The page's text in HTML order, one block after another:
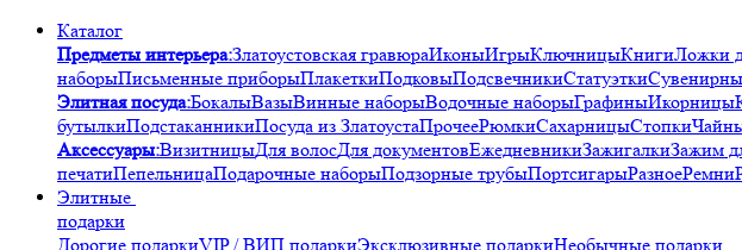
Каталог
Предметы интерьера:Златоустовская гравюраИконыИгрыКлючницыКнигиЛожки
наборыПисьменные приборыПлакеткиПодковыПодсвечникиСтатуэтки
Элитная посуда:БокалыВазыВинные наборыВодочные наборыГрафиныИкорницы
бутылкиПодстаканникиПосуда из ЗлатоустаПрочееРюмкиСахарницыСтопки
Аксессуары:ВизитницыДля волосДля документовЕжедневникиЗажигалкиЗажим
печатиПепельницаПодарочные наборыПодзорные трубыПортсигарыРазноеРемни
Элитные
подарки
Дорогие подаркиVIP / ВИП подаркиЭксклюзивные подаркиНеобычные подарки